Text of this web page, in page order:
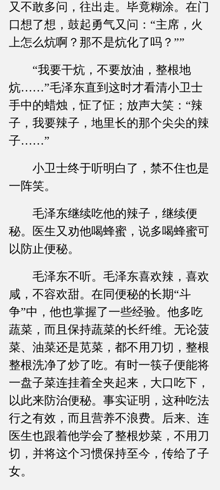
又不敢多问，往出走。毕竟糊涂。在门
口想了想，鼓起勇气又问：“主席，火
上怎么炕啊？那不是炕化了吗？””
“我要干炕，不要放油，整根地
炕……”毛泽东直到这时才看清小卫士
手中的蜡烛，怔了怔；放声大笑：“辣
子，我要辣子，地里长的那个尖尖的辣
子……”
小卫士终于听明白了，禁不住也是
一阵笑。
毛泽东继续吃他的辣子，继续便
秘。医生又劝他喝蜂蜜，说多喝蜂蜜可
以防止便秘。
毛泽东不听。毛泽东喜欢辣，喜欢
咸，不容欢甜。在同便秘的长期“斗
争”中，他也掌握了一些经验。他多吃
蔬菜，而且保持蔬菜的长纤维。无论菠
菜、油菜还是苋菜，都不用刀切，整根
整根洗净了炒了吃。有时一筷子便能将
一盘子菜连挂着全夹起来，大口吃下，
以此来防治便秘。事实证明，这种吃法
行之有效，而且营养不浪费。后来、连
医生也跟着他学会了整根炒菜，不用刀
切，并将这个习惯保持至今，传给了子
女。